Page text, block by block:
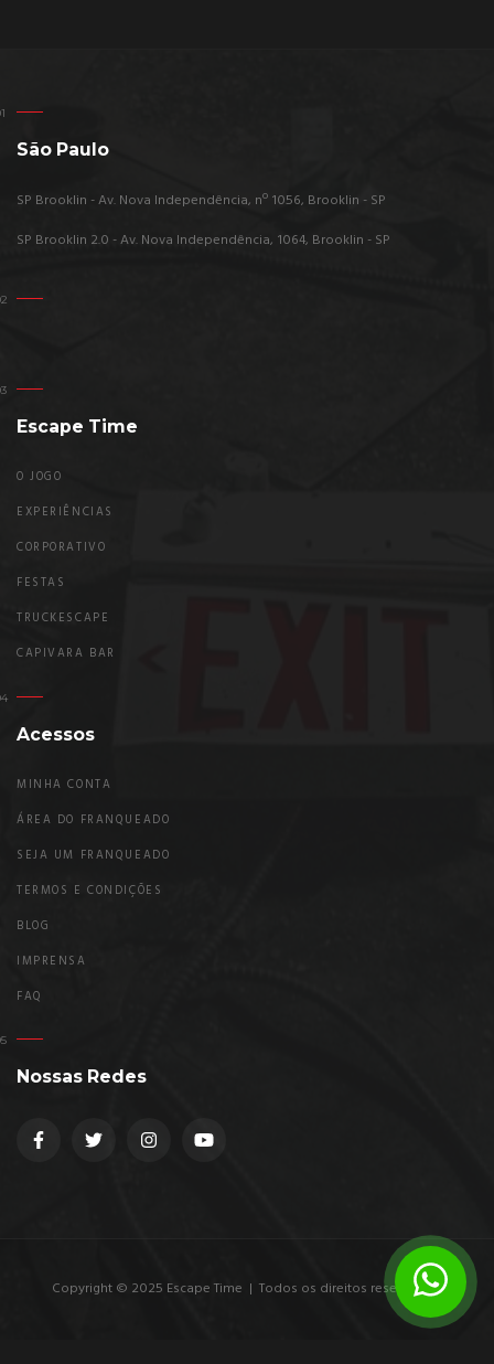
São Paulo
SP Brooklin - Av. Nova Independência, nº 1056, Brooklin - SP
SP Brooklin 2.0 - Av. Nova Independência, 1064, Brooklin - SP
Escape Time
O JOGO
EXPERIÊNCIAS
CORPORATIVO
FESTAS
TRUCKESCAPE
CAPIVARA BAR
Acessos
MINHA CONTA
ÁREA DO FRANQUEADO
SEJA UM FRANQUEADO
TERMOS E CONDIÇÕES
BLOG
IMPRENSA
FAQ
Nossas Redes
Copyright © 2025 Escape Time | Todos os direitos reservados.